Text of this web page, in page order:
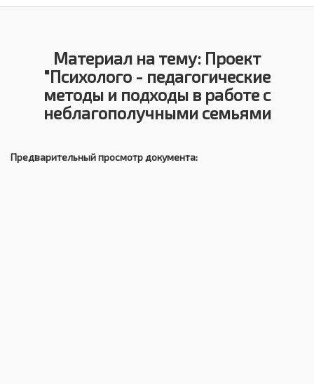
Материал на тему: Проект
"Психолого - педагогические
методы и подходы в работе с
неблагополучными семьями
Предварительный просмотр документа: